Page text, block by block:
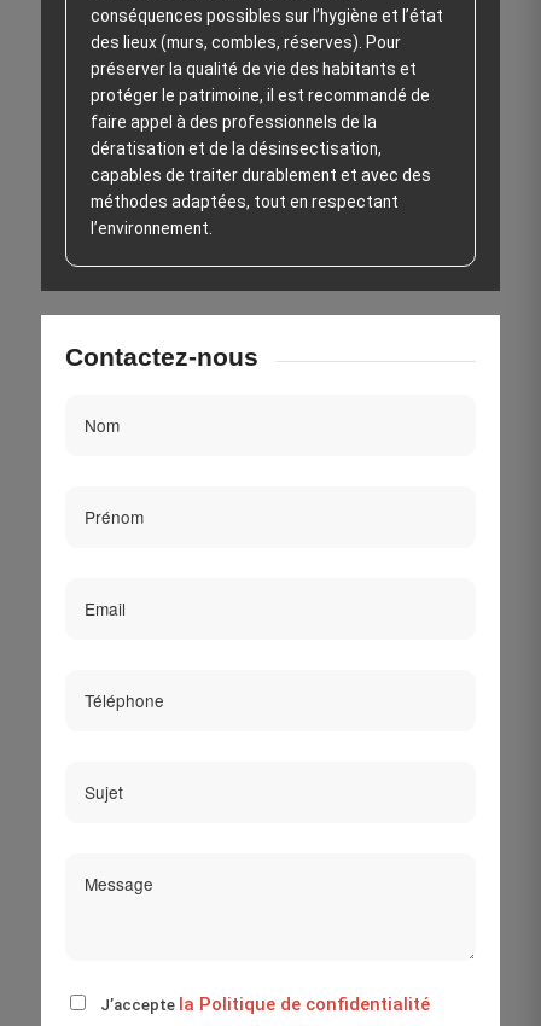
conséquences possibles sur l’hygiène et l’état
des lieux (murs, combles, réserves). Pour
préserver la qualité de vie des habitants et
protéger le patrimoine, il est recommandé de
faire appel à des professionnels de la
dératisation et de la désinsectisation,
capables de traiter durablement et avec des
méthodes adaptées, tout en respectant
l’environnement.
Contactez-nous
J’accepte la Politique de confidentialité